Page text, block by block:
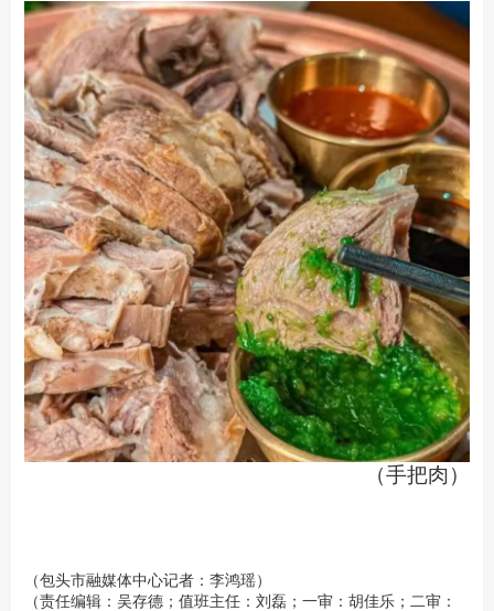
（手把肉）
（包头市融媒体中心记者：李鸿瑶）
（责任编辑：吴存德；值班主任：刘磊；一审：胡佳乐；二审：